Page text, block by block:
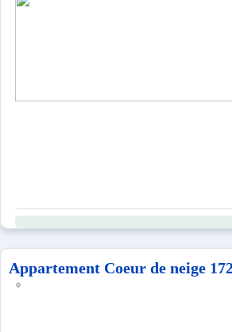
Appartement Coeur de neige